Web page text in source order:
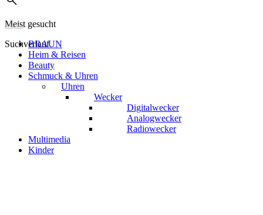
Meist gesucht
Suchverlauf
BRAUN
Heim & Reisen
Beauty
Schmuck & Uhren
Uhren
Wecker
Digitalwecker
Analogwecker
Radiowecker
Multimedia
Kinder